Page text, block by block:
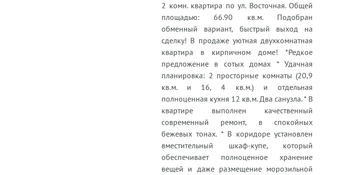
2 комн. квартира по ул. Восточная. Общей
площадью: 66.90 кв.м. Подобран
обменный вариант, быстрый выход на
сделку! В продаже уютная двухкомнатная
квартира в кирпичном доме! *Редкое
предложение в сотых домах * Удачная
планировка: 2 просторные комнаты (20,9
кв.м. и 16, 4 кв.м.) и отдельная
полноценная кухня 12 кв.м. Два санузла. * В
квартире выполнен качественный
современный ремонт, в спокойных
бежевых тонах. * В коридоре установлен
вместительный шкаф-купе, который
обеспечивает полноценное хранение
вещей и даже размещение морозильной